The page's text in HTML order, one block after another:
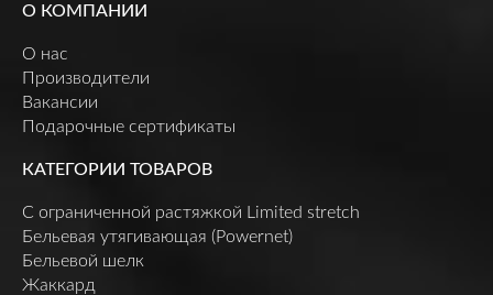
О КОМПАНИИ
О нас
Производители
Вакансии
Подарочные сертификаты
КАТЕГОРИИ ТОВАРОВ
C ограниченной растяжкой Limited stretch
Бельевая утягивающая (Powernet)
Бельевой шелк
Жаккард